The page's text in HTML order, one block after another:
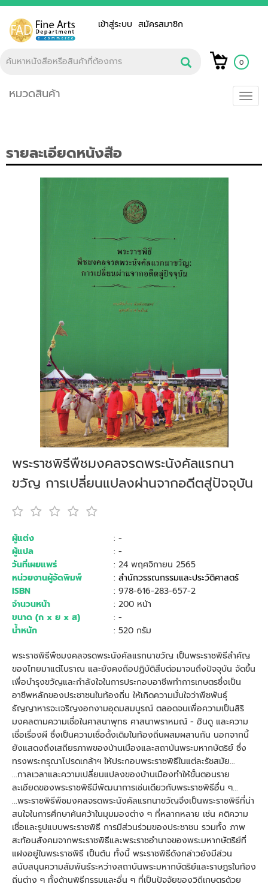
เข้าสู่ระบบสมัครสมาชิก
0
หมวดสินค้า
รายละเอียดหนังสือ
พระราชพิธีพืชมงคลจรดพระนังคัลแรกนา
ขวัญ การเปลี่ยนแปลงผ่านจากอดีตสู่ปัจจุบัน
ผู้แต่ง
: -
ผู้แปล
: -
วันที่เผยแพร่
: 24 พฤศจิกายน 2565
หน่วยงานผู้จัดพิมพ์
: สำนักวรรณกรรมและประวัติศาสตร์
ISBN
: 978-616-283-657-2
จำนวนหน้า
: 200 หน้า
ขนาด (ก x ย x ส)
: -
น้ำหนัก
: 520 กรัม
พระราชพิธีพืชมงคลจรดพระนังคัลแรกนาขวัญ เป็นพระราชพิธีสำคัญ
ของไทยมาแต่โบราณ และยังคงถือปฏิบัติสืบต่อมาจนถึงปัจจุบัน จัดขึ้น
เพื่อบำรุงขวัญและกำลังใจในการประกอบอาชีพทำการเกษตรซึ่งเป็น
อาชีพหลักของประชาชนในท้องถิ่น ให้เกิดความมั่นใจว่าพืชพันธุ์
ธัญญาหารจะเจริญงอกงามอุดมสมบูรณ์ ตลอดจนเพื่อความเป็นสิริ
มงคลตามความเชื่อในศาสนาพุทธ ศาสนาพราหมณ์ - ฮินดู และความ
เชื่อเรื่องผี ซึ่งเป็นความเชื่อดั้งเดิมในท้องถิ่นผสมผสานกัน นอกจากนี้
ยังแสดงถึงเสถียรภาพของบ้านเมืองและสถาบันพระมหากษัตริย์ ซึ่ง
ทรงพระกรุณาโปรดเกล้าฯ ให้ประกอบพระราชพิธีในแต่ละรัชสมัย...
...กาลเวลาและความเปลี่ยนแปลงของบ้านเมืองทำให้ขั้นตอนราย
ละเอียดของพระราชพิธีมีพัฒนาการเช่นเดียวกับพระราชพิธีอื่น ๆ...
...พระราชพิธีพืชมงคลจรดพระนังคัลแรกนาขวัญจึงเป็นพระราชพิธีที่น่า
สนใจในการศึกษาค้นคว้าในมุมมองต่าง ๆ ที่หลากหลาย เช่น คติความ
เชื่อและรูปแบบพระราชพิธี การมีส่วนร่วมของประชาชน รวมทั้ง ภาพ
สะท้อนสังคมจากพระราชพิธีและพระราชอำนาจของพระมหากษัตริย์ที่
แฝงอยู่ในพระราชพิธี เป็นต้น ทั้งนี้ พระราชพิธีดังกล่าวยังมีส่วน
สนับสนุนความสัมพันธ์ระหว่างสถาบันพระมหากษัตริย์และราษฎรในท้อง
ถิ่นต่าง ๆ ทั้งด้านพิธีกรรมและอื่น ๆ ที่เป็นปัจจัยของวิถีเกษตรด้วย